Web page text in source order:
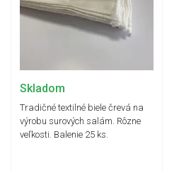
Skladom
Tradičné textilné biele črevá na
výrobu surových salám. Rôzne
veľkosti. Balenie 25 ks.